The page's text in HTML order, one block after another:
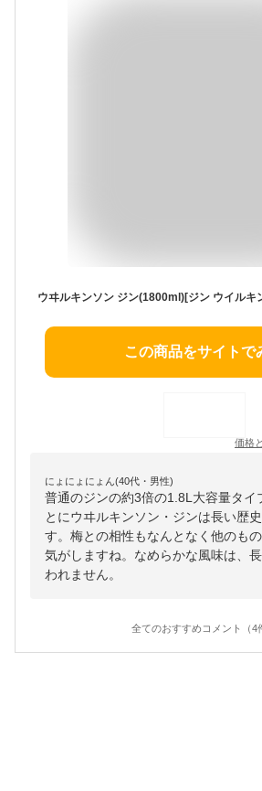
この商品をサイトで
価格
にょにょにょん(40代・男性)
普通のジンの約3倍の1.8L大容量タイ
とにウヰルキンソン・ジンは長い歴
す。梅との相性もなんとなく他のも
気がしますね。なめらかな風味は、
われません。
全てのおすすめコメント（4